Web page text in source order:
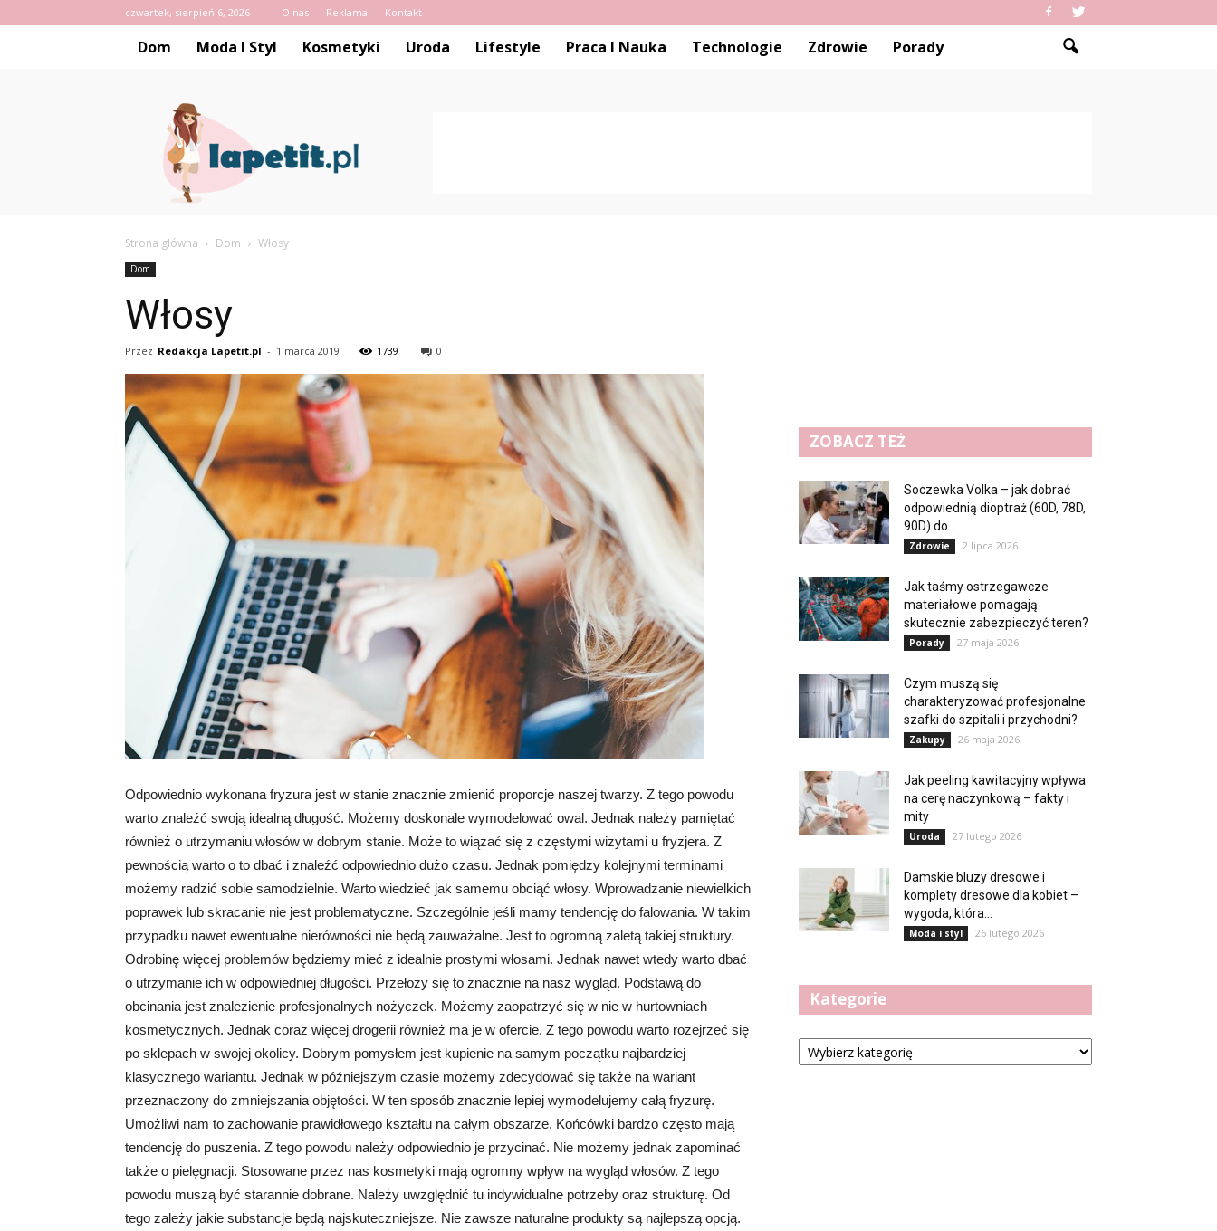
czwartek, sierpień 6, 2026 O nas Reklama Kontakt
Dom Moda I Styl Kosmetyki Uroda Lifestyle Praca I Nauka Technologie Zdrowie Porady
Lapetit.pl
Strona główna Dom Włosy
Dom
Włosy
Przez Redakcja Lapetit.pl - 1 marca 2019 1739 0
Odpowiednio wykonana fryzura jest w stanie znacznie zmienić proporcje naszej twarzy. Z tego powodu
warto znaleźć swoją idealną długość. Możemy doskonale wymodelować owal. Jednak należy pamiętać
również o utrzymaniu włosów w dobrym stanie. Może to wiązać się z częstymi wizytami u fryzjera. Z
pewnością warto o to dbać i znaleźć odpowiednio dużo czasu. Jednak pomiędzy kolejnymi terminami
możemy radzić sobie samodzielnie. Warto wiedzieć jak samemu obciąć włosy. Wprowadzanie niewielkich
poprawek lub skracanie nie jest problematyczne. Szczególnie jeśli mamy tendencję do falowania. W takim
przypadku nawet ewentualne nierówności nie będą zauważalne. Jest to ogromną zaletą takiej struktury.
Odrobinę więcej problemów będziemy mieć z idealnie prostymi włosami. Jednak nawet wtedy warto dbać
o utrzymanie ich w odpowiedniej długości. Przełoży się to znacznie na nasz wygląd. Podstawą do
obcinania jest znalezienie profesjonalnych nożyczek. Możemy zaopatrzyć się w nie w hurtowniach
kosmetycznych. Jednak coraz więcej drogerii również ma je w ofercie. Z tego powodu warto rozejrzeć się
po sklepach w swojej okolicy. Dobrym pomysłem jest kupienie na samym początku najbardziej
klasycznego wariantu. Jednak w późniejszym czasie możemy zdecydować się także na wariant
przeznaczony do zmniejszania objętości. W ten sposób znacznie lepiej wymodelujemy całą fryzurę.
Umożliwi nam to zachowanie prawidłowego kształtu na całym obszarze. Końcówki bardzo często mają
tendencję do puszenia. Z tego powodu należy odpowiednio je przycinać. Nie możemy jednak zapominać
także o pielęgnacji. Stosowane przez nas kosmetyki mają ogromny wpływ na wygląd włosów. Z tego
powodu muszą być starannie dobrane. Należy uwzględnić tu indywidualne potrzeby oraz strukturę. Od
tego zależy jakie substancje będą najskuteczniejsze. Nie zawsze naturalne produkty są najlepszą opcją.
ZOBACZ TEŻ
Soczewka Volka – jak dobrać
odpowiednią dioptraż (60D, 78D,
90D) do...
Zdrowie 2 lipca 2026
Jak taśmy ostrzegawcze
materiałowe pomagają
skutecznie zabezpieczyć teren?
Porady 27 maja 2026
Czym muszą się
charakteryzować profesjonalne
szafki do szpitali i przychodni?
Zakupy 26 maja 2026
Jak peeling kawitacyjny wpływa
na cerę naczynkową – fakty i
mity
Uroda 27 lutego 2026
Damskie bluzy dresowe i
komplety dresowe dla kobiet –
wygoda, która...
Moda i styl 26 lutego 2026
Kategorie
Kategorie